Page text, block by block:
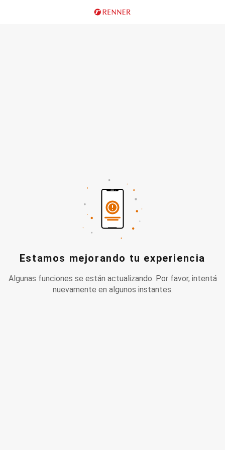
Estamos mejorando tu experiencia
Algunas funciones se están actualizando. Por favor, intentá
nuevamente en algunos instantes.